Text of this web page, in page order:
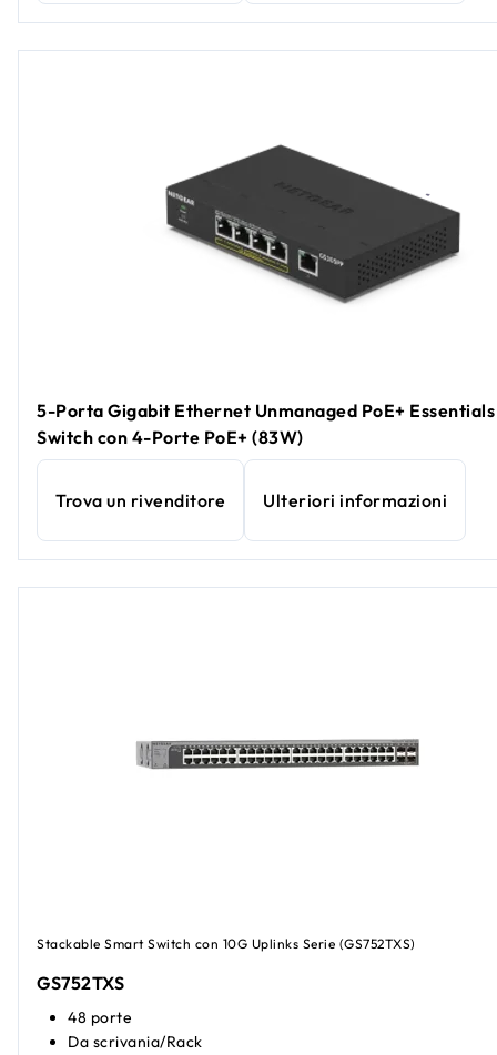
5-Porta Gigabit Ethernet Unmanaged PoE+ Essentials
Switch con 4-Porte PoE+ (83W)
Trova un rivenditore Ulteriori informazioni
Stackable Smart Switch con 10G Uplinks Serie (GS752TXS)
GS752TXS
48 porte
Da scrivania/Rack